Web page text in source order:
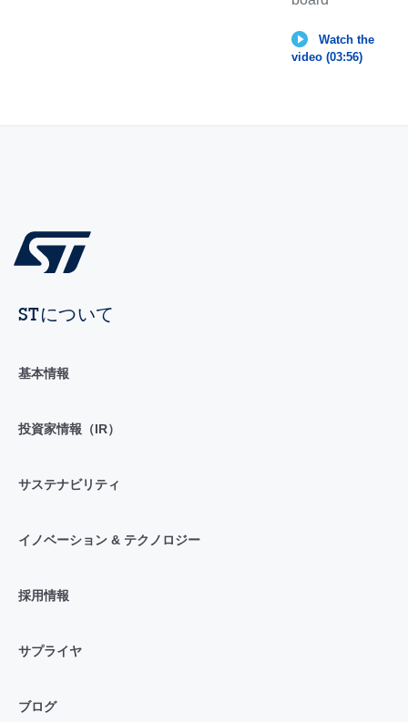
Watch the
video (03:56)
STについて
基本情報
投資家情報（IR）
サステナビリティ
イノベーション & テクノロジー
採用情報
サプライヤ
ブログ